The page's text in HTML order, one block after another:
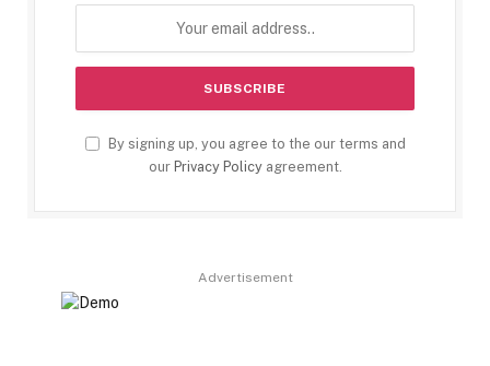
By signing up, you agree to the our terms and
our Privacy Policyagreement.
Advertisement